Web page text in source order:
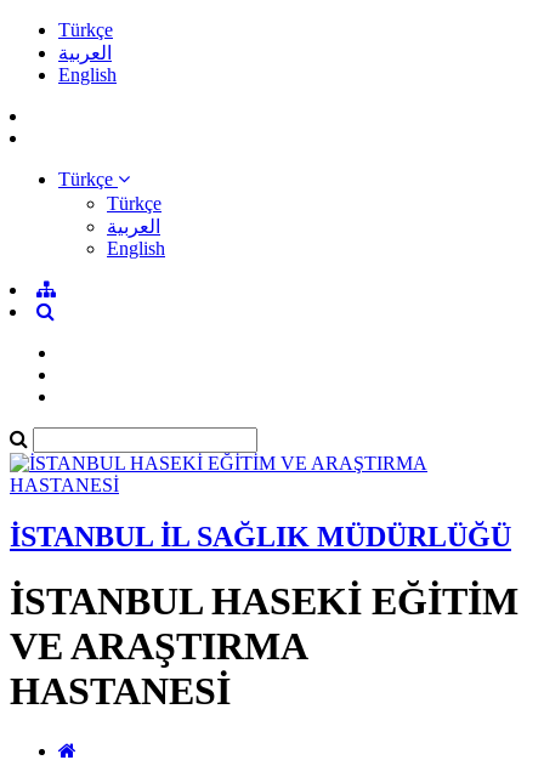
Türkçe
العربية
English
Türkçe
Türkçe
العربية
English
İSTANBUL İL SAĞLIK MÜDÜRLÜĞÜ
İSTANBUL HASEKİ EĞİTİM
VE ARAŞTIRMA
HASTANESİ